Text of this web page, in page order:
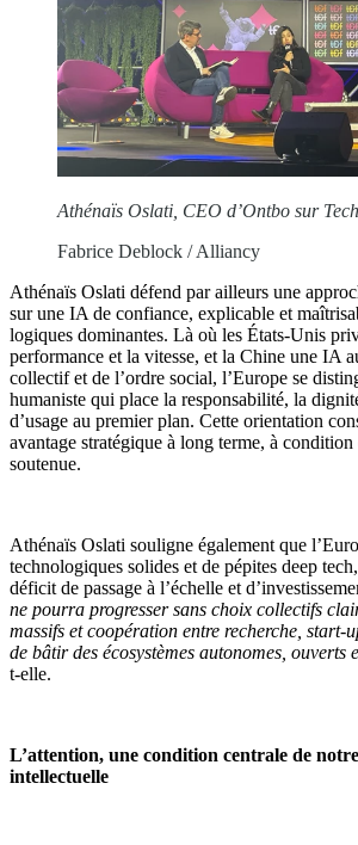
Athénaïs Oslati, CEO d’Ontbo sur
Fabrice Deblock / Alliancy
Athénaïs Oslati défend par ailleurs une
sur une IA de confiance, explicable et
logiques dominantes. Là où les États-Unis
performance et la vitesse, et la Chine une IA
collectif et de l’ordre social, l’Europe se
humaniste qui place la responsabilité, la
d’usage au premier plan. Cette orientation
avantage stratégique à long terme, à condition
soutenue.
Athénaïs Oslati souligne également que
technologiques solides et de pépites deep
déficit de passage à l’échelle et
ne pourra progresser sans choix collectifs
massifs et coopération entre recherche, start-
de bâtir des écosystèmes autonomes, ouverts
t-elle.
L’attention, une condition centrale de
intellectuelle